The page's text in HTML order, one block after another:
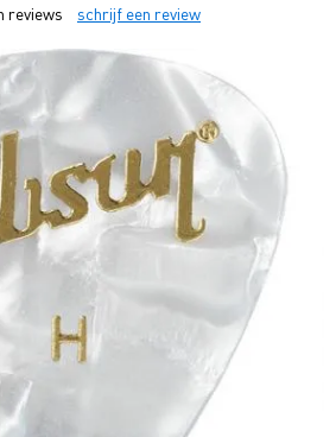
reviews schrijf een review